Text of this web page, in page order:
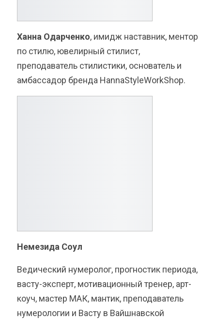
Ханна Одарченко, имидж наставник, ментор
по стилю, ювелирный стилист,
преподаватель стилистики, основатель и
амбассадор бренда HannaStyleWorkShop.
Немезида Соул
Ведический нумеролог, прогностик периода,
васту-эксперт, мотивационный тренер, арт-
коуч, мастер МАК, мантик, преподаватель
нумерологии и Васту в Вайшнавской